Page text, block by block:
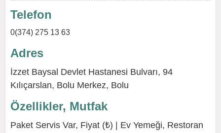
Telefon
0(374) 275 13 63
Adres
İzzet Baysal Devlet Hastanesi Bulvarı, 94
Kılıçarslan, Bolu Merkez, Bolu
Özellikler, Mutfak
Paket Servis Var, Fiyat (₺) | Ev Yemeği, Restoran